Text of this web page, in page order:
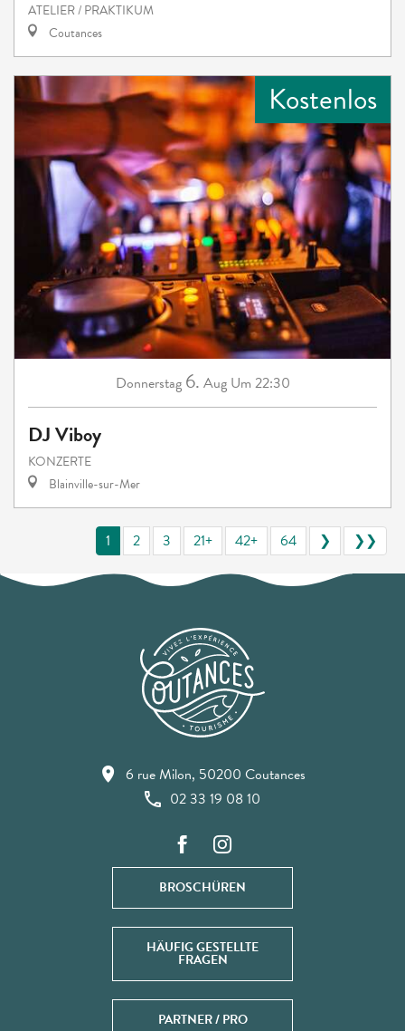
ATELIER / PRAKTIKUM
Coutances
Kostenlos
Donnerstag 6. Aug Um 22:30
DJ Viboy
KONZERTE
Blainville-sur-Mer
1 2 3 21+ 42+ 64 ❯ ❯❯
6 rue Milon, 50200 Coutances
02 33 19 08 10
BROSCHÜREN
HÄUFIG GESTELLTE
FRAGEN
PARTNER / PRO